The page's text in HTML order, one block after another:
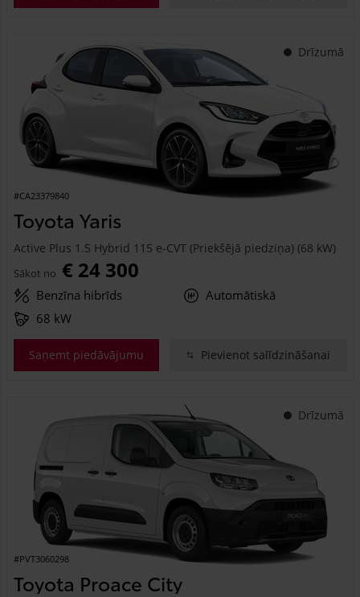
Drīzumā
#CA23379840
Toyota Yaris
Active Plus 1.5 Hybrid 115 e-CVT (Priekšējā piedziņa) (68 kW)
Sākot no € 24 300
Benzīna hibrīds
Automātiskā
68 kW
Saņemt piedāvājumu Pievienot salīdzināšanai
Drīzumā
#PVT3060298
Toyota Proace City